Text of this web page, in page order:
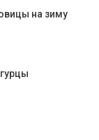
на зиму